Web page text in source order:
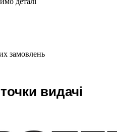
замовлень
видачі